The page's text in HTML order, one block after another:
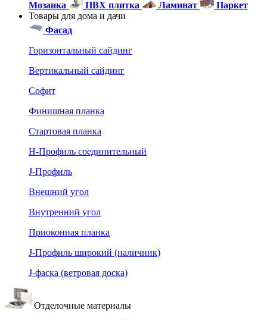
Мозаика
ПВХ плитка Ламинат
Паркет
Товары для дома и дачи
Фасад
Горизонтальный сайдинг
Вертикальный сайдинг
Софит
Финишная планка
Стартовая планка
Н-Профиль соединительный
J-Профиль
Внешний угол
Внутренний угол
Приоконная планка
J-Профиль широкий (наличник)
J-фаска (ветровая доска)
Отделочные материалы